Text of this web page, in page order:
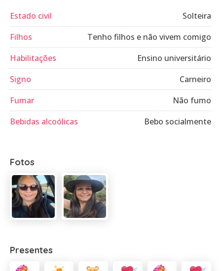
Estado civil
Solteira
Filhos
Tenho filhos e não vivem comigo
Habilitações
Ensino universitário
Signo
Carneiro
Fumar
Não fumo
Bebidas alcoólicas
Bebo socialmente
Fotos
Presentes